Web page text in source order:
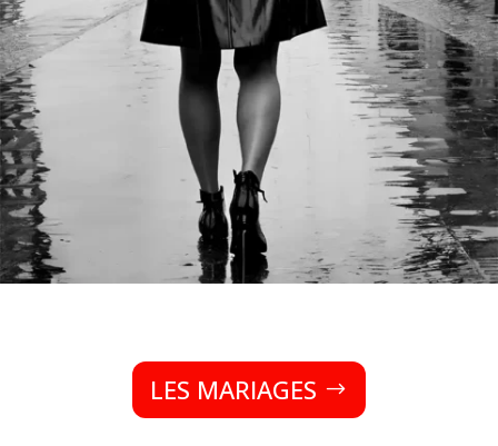
LES MARIAGES